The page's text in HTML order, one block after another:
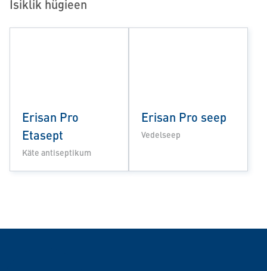
Isiklik hügieen
Erisan Pro
Etasept
Käte antiseptikum
Erisan Pro seep
Vedelseep